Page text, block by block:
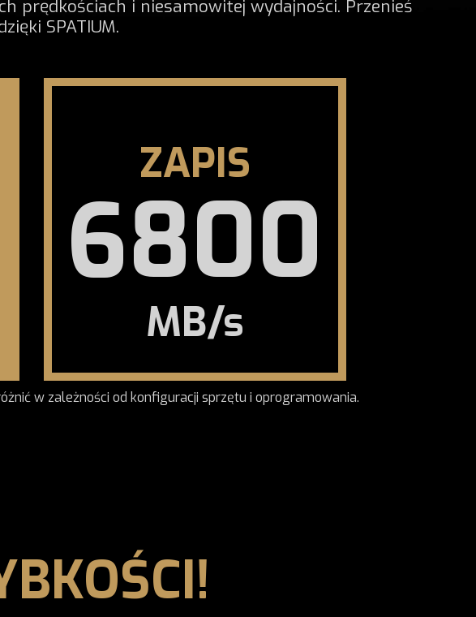
prędkościach i niesamowitej wydajności. Przenieś
SPATIUM.
ZAPIS
6800
MB/s
w zależności od konfiguracji sprzętu i oprogramowania.